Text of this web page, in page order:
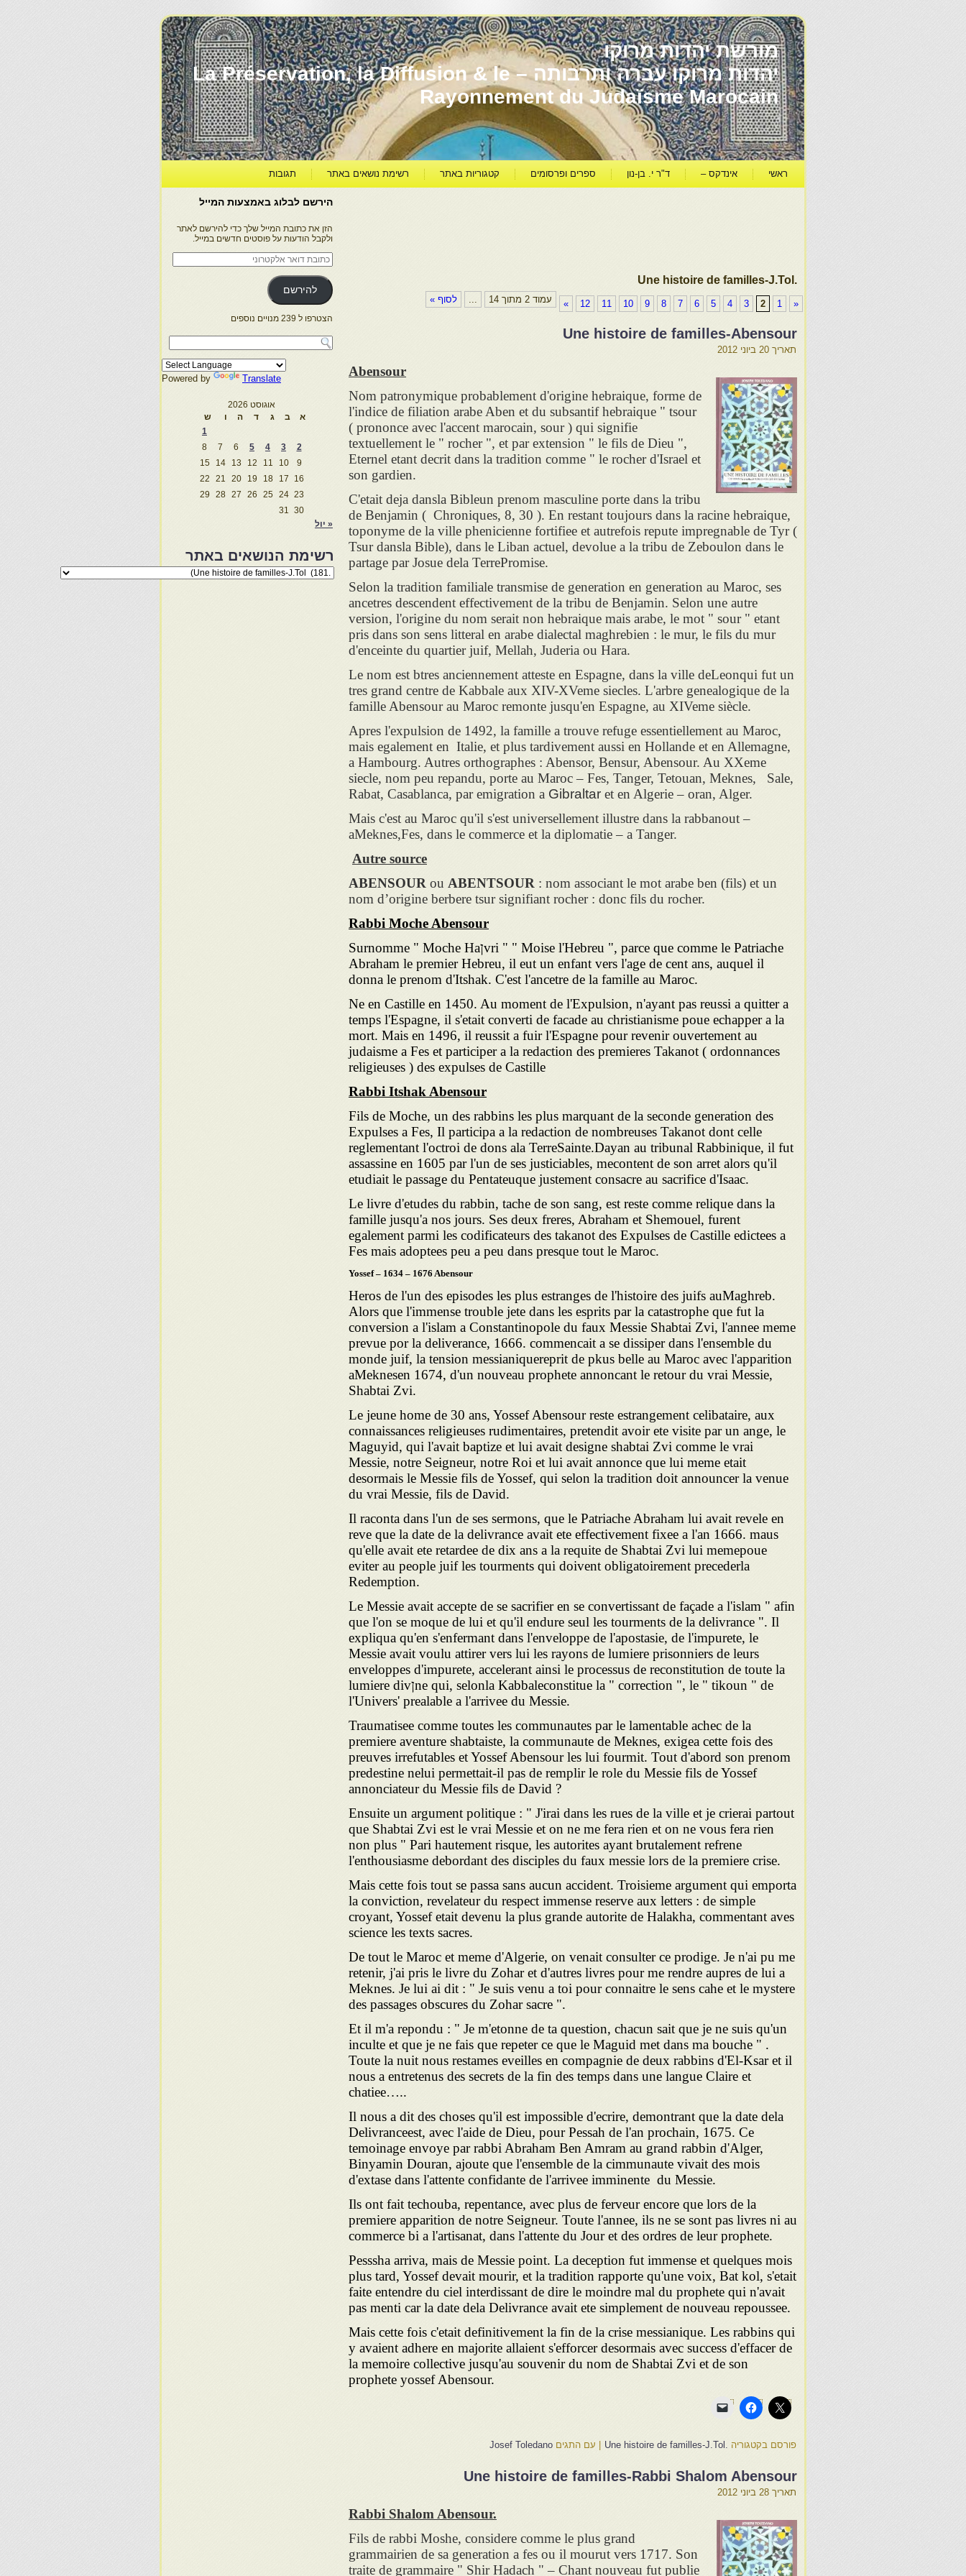
מורשת יהדות מרוקו
יהדות מרוקו עברה ותרבותה – La Préservation, la Diffusion & le
Rayonnement du Judaïsme Marocain
ראשי אינדקס – ד"ר י. בן-נון ספרים ופרסומים קטגוריות באתר רשימת נושאים באתר תגובות
.Une histoire de familles-J.Tol
עמוד 2 מתוך 14 «
1
2
3
4
5
6
7
8
9
10
11
12
... » לסוף »
Une histoire de familles-Abensour
תאריך 20 ביוני 2012
Abensour
Nom patronymique probablement d'origine hebraique, forme de
l'indice de filiation arabe Aben et du subsantif hebraique " tsour
( prononce avec l'accent marocain, sour ) qui signifie
textuellement le " rocher ", et par extension " le fils de Dieu ",
Eternel etant decrit dans la tradition comme " le rocher d'Israel et
son gardien.
C'etait deja dansla Bibleun prenom masculine porte dans la tribu
de Benjamin ( Chroniques, 8, 30 ). En restant toujours dans la racine hebraique,
toponyme de la ville phenicienne fortifiee et autrefois repute impregnable de Tyr (
Tsur dansla Bible), dans le Liban actuel, devolue a la tribu de Zeboulon dans le
partage par Josue dela TerrePromise.
Selon la tradition familiale transmise de generation en generation au Maroc, ses
ancetres descendent effectivement de la tribu de Benjamin. Selon une autre
version, l'origine du nom serait non hebraique mais arabe, le mot " sour " etant
pris dans son sens litteral en arabe dialectal maghrebien : le mur, le fils du mur
d'enceinte du quartier juif, Mellah, Juderia ou Hara.
Le nom est btres anciennement atteste en Espagne, dans la ville deLeonqui fut un
tres grand centre de Kabbale aux XIV-XVeme siecles. L'arbre genealogique de la
famille Abensour au Maroc remonte jusqu'en Espagne, au XIVeme siècle.
Apres l'expulsion de 1492, la famille a trouve refuge essentiellement au Maroc,
mais egalement en Italie, et plus tardivement aussi en Hollande et en Allemagne,
a Hambourg. Autres orthographes : Abensor, Bensur, Abensour. Au XXeme
siecle, nom peu repandu, porte au Maroc – Fes, Tanger, Tetouan, Meknes, Sale,
Rabat, Casablanca, par emigration a Gibraltar et en Algerie – oran, Alger.
Mais c'est au Maroc qu'il s'est universellement illustre dans la rabbanout –
aMeknes,Fes, dans le commerce et la diplomatie – a Tanger.
Autre source
ABENSOUR ou ABENTSOUR : nom associant le mot arabe ben (fils) et un
nom d’origine berbere tsur signifiant rocher : donc fils du rocher.
Rabbi Moche Abensour
Surnomme " Moche Haןvri " " Moise l'Hebreu ", parce que comme le Patriache
Abraham le premier Hebreu, il eut un enfant vers l'age de cent ans, auquel il
donna le prenom d'Itshak. C'est l'ancetre de la famille au Maroc.
Ne en Castille en 1450. Au moment de l'Expulsion, n'ayant pas reussi a quitter a
temps l'Espagne, il s'etait converti de facade au christianisme poue echapper a la
mort. Mais en 1496, il reussit a fuir l'Espagne pour revenir ouvertement au
judaisme a Fes et participer a la redaction des premieres Takanot ( ordonnances
religieuses ) des expulses de Castille
Rabbi Itshak Abensour
Fils de Moche, un des rabbins les plus marquant de la seconde generation des
Expulses a Fes, Il participa a la redaction de nombreuses Takanot dont celle
reglementant l'octroi de dons ala TerreSainte.Dayan au tribunal Rabbinique, il fut
assassine en 1605 par l'un de ses justiciables, mecontent de son arret alors qu'il
etudiait le passage du Pentateuque justement consacre au sacrifice d'Isaac.
Le livre d'etudes du rabbin, tache de son sang, est reste comme relique dans la
famille jusqu'a nos jours. Ses deux freres, Abraham et Shemouel, furent
egalement parmi les codificateurs des takanot des Expulses de Castille edictees a
Fes mais adoptees peu a peu dans presque tout le Maroc.
Yossef – 1634 – 1676 Abensour
Heros de l'un des episodes les plus estranges de l'histoire des juifs auMaghreb.
Alors que l'immense trouble jete dans les esprits par la catastrophe que fut la
conversion a l'islam a Constantinopole du faux Messie Shabtai Zvi, l'annee meme
prevue por la deliverance, 1666. commencait a se dissiper dans l'ensemble du
monde juif, la tension messianiquereprit de pkus belle au Maroc avec l'apparition
aMeknesen 1674, d'un nouveau prophete annoncant le retour du vrai Messie,
Shabtai Zvi.
Le jeune home de 30 ans, Yossef Abensour reste estrangement celibataire, aux
connaissances religieuses rudimentaires, pretendit avoir ete visite par un ange, le
Maguyid, qui l'avait baptize et lui avait designe shabtai Zvi comme le vrai
Messie, notre Seigneur, notre Roi et lui avait annonce que lui meme etait
desormais le Messie fils de Yossef, qui selon la tradition doit announcer la venue
du vrai Messie, fils de David.
Il raconta dans l'un de ses sermons, que le Patriache Abraham lui avait revele en
reve que la date de la delivrance avait ete effectivement fixee a l'an 1666. maus
qu'elle avait ete retardee de dix ans a la requite de Shabtai Zvi lui memepoue
eviter au people juif les tourments qui doivent obligatoirement precederla
Redemption.
Le Messie avait accepte de se sacrifier en se convertissant de façade a l'islam " afin
que l'on se moque de lui et qu'il endure seul les tourments de la delivrance ". Il
expliqua qu'en s'enfermant dans l'enveloppe de l'apostasie, de l'impurete, le
Messie avait voulu attirer vers lui les rayons de lumiere prisonniers de leurs
enveloppes d'impurete, accelerant ainsi le processus de reconstitution de toute la
lumiere divןne qui, selonla Kabbaleconstitue la " correction ", le " tikoun " de
l'Univers' prealable a l'arrivee du Messie.
Traumatisee comme toutes les communautes par le lamentable achec de la
premiere aventure shabtaiste, la communaute de Meknes, exigea cette fois des
preuves irrefutables et Yossef Abensour les lui fourmit. Tout d'abord son prenom
predestine nelui permettait-il pas de remplir le role du Messie fils de Yossef
annonciateur du Messie fils de David ?
Ensuite un argument politique : " J'irai dans les rues de la ville et je crierai partout
que Shabtai Zvi est le vrai Messie et on ne me fera rien et on ne vous fera rien
non plus " Pari hautement risque, les autorites ayant brutalement refrene
l'enthousiasme debordant des disciples du faux messie lors de la premiere crise.
Mais cette fois tout se passa sans aucun accident. Troisieme argument qui emporta
la conviction, revelateur du respect immense reserve aux letters : de simple
croyant, Yossef etait devenu la plus grande autorite de Halakha, commentant aves
science les texts sacres.
De tout le Maroc et meme d'Algerie, on venait consulter ce prodige. Je n'ai pu me
retenir, j'ai pris le livre du Zohar et d'autres livres pour me rendre aupres de lui a
Meknes. Je lui ai dit : " Je suis venu a toi pour connaitre le sens cahe et le mystere
des passages obscures du Zohar sacre ".
Et il m'a repondu : " Je m'etonne de ta question, chacun sait que je ne suis qu'un
inculte et que je ne fais que repeter ce que le Maguid met dans ma bouche " .
Toute la nuit nous restames eveilles en compagnie de deux rabbins d'El-Ksar et il
nous a entretenus des secrets de la fin des temps dans une langue Claire et
chatiee…..
Il nous a dit des choses qu'il est impossible d'ecrire, demontrant que la date dela
Delivranceest, avec l'aide de Dieu, pour Pessah de l'an prochain, 1675. Ce
temoinage envoye par rabbi Abraham Ben Amram au grand rabbin d'Alger,
Binyamin Douran, ajoute que l'ensemble de la cimmunaute vivait des mois
d'extase dans l'attente confidante de l'arrivee imminente du Messie.
Ils ont fait techouba, repentance, avec plus de ferveur encore que lors de la
premiere apparition de notre Seigneur. Toute l'annee, ils ne se sont pas livres ni au
commerce bi a l'artisanat, dans l'attente du Jour et des ordres de leur prophete.
Pesssha arriva, mais de Messie point. La deception fut immense et quelques mois
plus tard, Yossef devait mourir, et la tradition rapporte qu'une voix, Bat kol, s'etait
faite entendre du ciel interdissant de dire le moindre mal du prophete qui n'avait
pas menti car la date dela Delivrance avait ete simplement de nouveau repoussee.
Mais cette fois c'etait definitivement la fin de la crise messianique. Les rabbins qui
y avaient adhere en majorite allaient s'efforcer desormais avec success d'effacer de
la memoire collective jusqu'au souvenir du nom de Shabtai Zvi et de son
prophete yossef Abensour.
פורסם בקטגוריה .Une histoire de familles-J.Tol עם התגים Josef Toledano
Une histoire de familles-Rabbi Shalom Abensour
תאריך 28 ביוני 2012
Rabbi Shalom Abensour.
Fils de rabbi Moshe, considere comme le plus grand
grammairien de sa generation a fes ou il mourut vers 1717. Son
traite de grammaire " Shir Hadach " – Chant nouveau fut publie
הירשם לבלוג באמצעות המייל
הזן את כתובת המייל שלך כדי להירשם לאתר
ולקבל הודעות על פוסטים חדשים במייל.
כתובת
דואר
אלקטרוני
להירשם
הצטרפו ל 239 מנויים נוספים
Powered by Translate
אוגוסט 2026
א
ב ג ד ה ו
ש
1
2
3
4
5
6
7
8
9
10
11
12
13
14
15
16
17
18
19
20
21
22
23
24
25
26
27
28
29
30
31
« יול
רשימת הנושאים באתר
רשימת
הנושאים